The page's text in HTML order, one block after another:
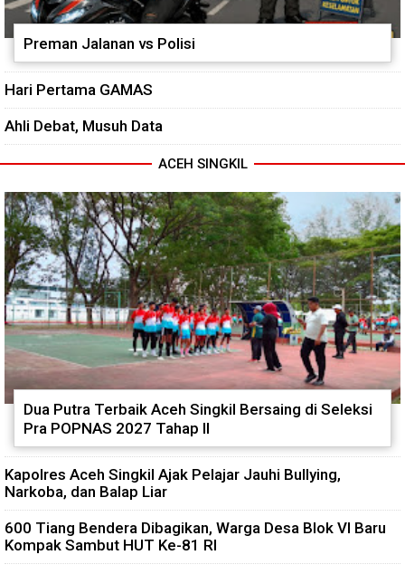
Preman Jalanan vs Polisi
Hari Pertama GAMAS
Ahli Debat, Musuh Data
ACEH SINGKIL
Dua Putra Terbaik Aceh Singkil Bersaing di Seleksi
Pra POPNAS 2027 Tahap II
Kapolres Aceh Singkil Ajak Pelajar Jauhi Bullying,
Narkoba, dan Balap Liar
600 Tiang Bendera Dibagikan, Warga Desa Blok VI Baru
Kompak Sambut HUT Ke-81 RI